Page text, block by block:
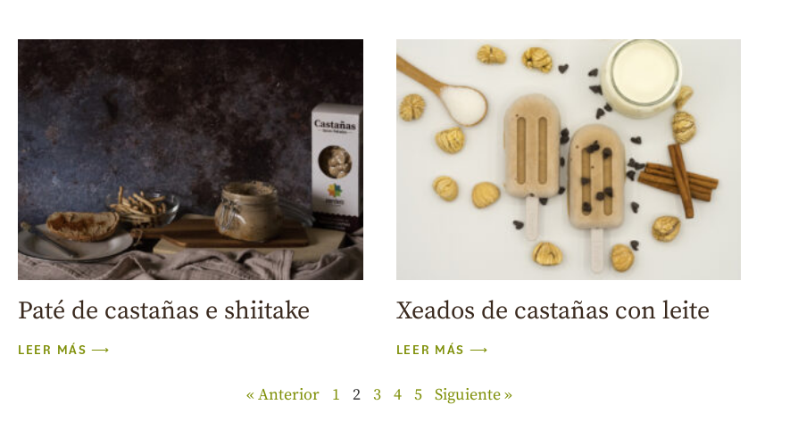
Paté de castañas e shiitake
LEER MÁS ⟶
Xeados de castañas con leite
LEER MÁS ⟶
« Anterior 1 2 3 4 5 Siguiente »